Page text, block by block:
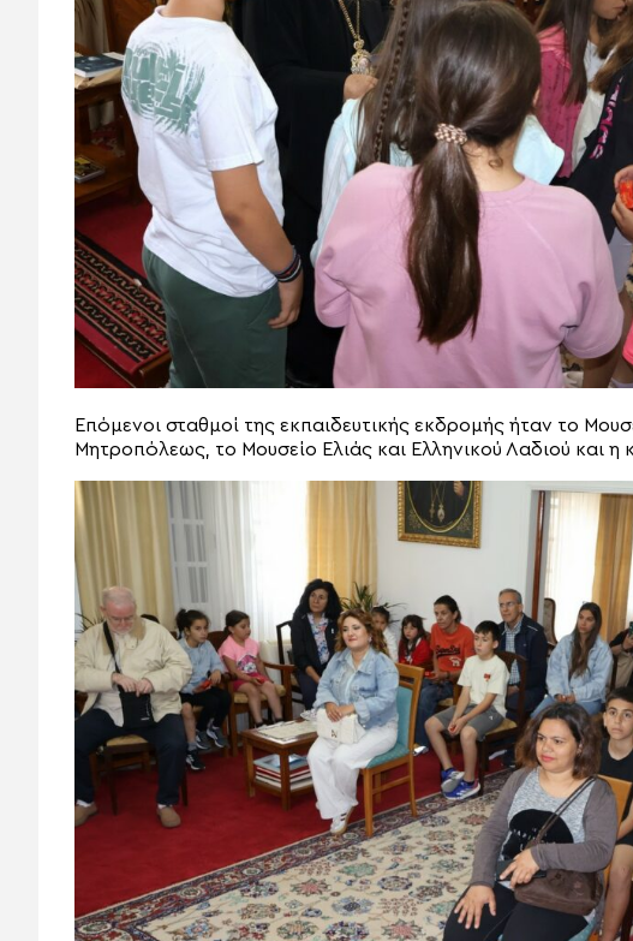
Επόμενοι σταθμοί της εκπαιδευτικής εκδρομής ήταν το
Μητροπόλεως, το Μουσείο Ελιάς και Ελληνικού Λαδιού και η